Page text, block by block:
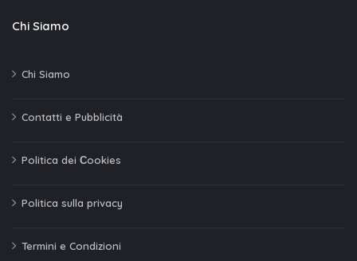
Chi Siamo
Chi Siamo
Contatti e Pubblicità
Politica dei Сookies
Politica sulla privacy
Termini e Condizioni